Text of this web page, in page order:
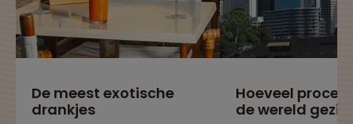
De meest exotische
drankjes
Hoeveel
de wereld